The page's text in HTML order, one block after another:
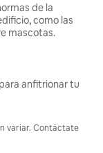
de la
como las
mascotas.
anfitrionar tu
variar. Contáctate